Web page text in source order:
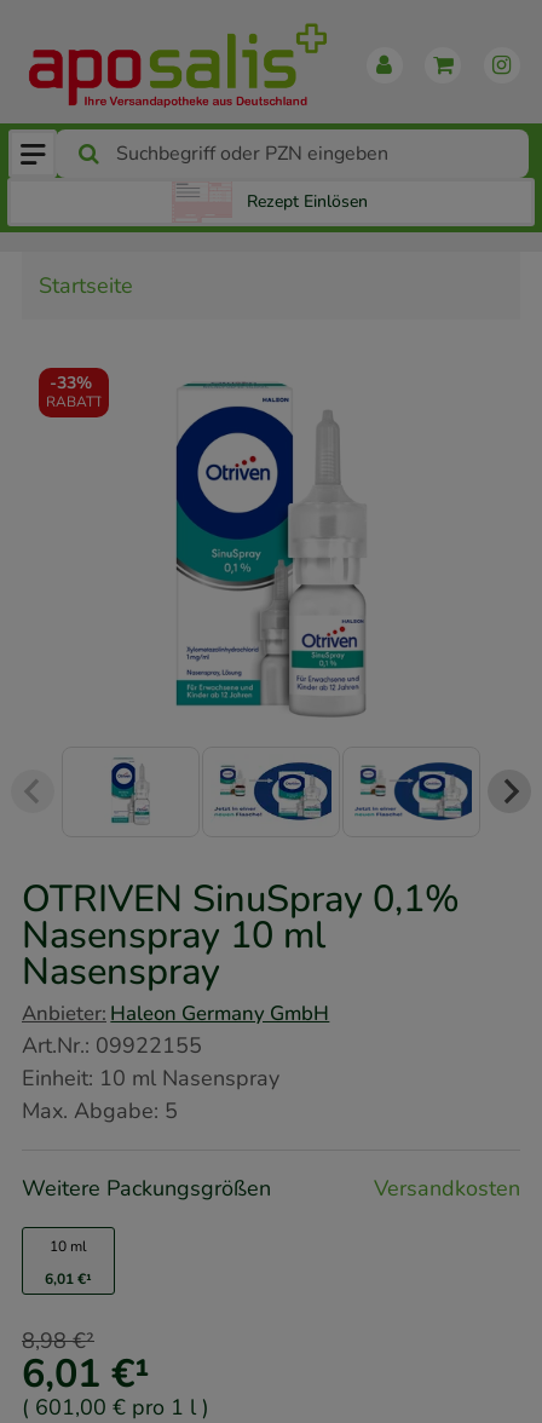
Rezept Einlösen
Startseite
-33%
RABATT
OTRIVEN SinuSpray 0,1%
Nasenspray 10 ml
Nasenspray
Anbieter: Haleon Germany GmbH
Art.Nr.: 09922155
Einheit: 10 mlNasenspray
Max. Abgabe: 5
Weitere Packungsgrößen Versandkosten
10 ml
6,01 €¹
6,01 €¹
8,98 €²
( 601,00 € pro 1 l )